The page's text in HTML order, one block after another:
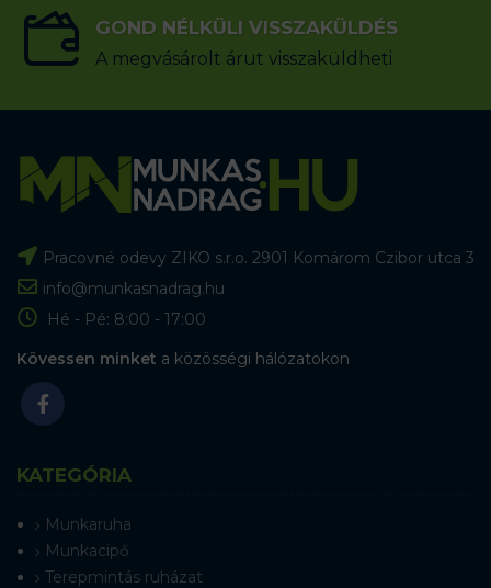
GOND NÉLKÜLI VISSZAKÜLDÉS
A megvásárolt árut visszaküldheti
Pracovné odevy ZIKO s.r.o. 2901 Komárom Czibor utca 3
info@munkasnadrag.hu
Hé - Pé: 8:00 - 17:00
Kövessen minket a közösségi hálózatokon
KATEGÓRIA
Munkaruha
Munkacipő
Terepmintás ruházat